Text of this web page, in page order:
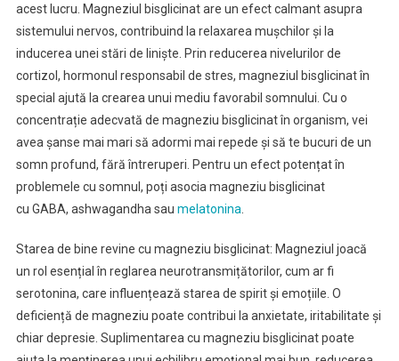
acest lucru. Magneziul bisglicinat are un efect calmant asupra
sistemului nervos, contribuind la relaxarea mușchilor și la
inducerea unei stări de liniște. Prin reducerea nivelurilor de
cortizol, hormonul responsabil de stres, magneziul bisglicinat în
special ajută la crearea unui mediu favorabil somnului. Cu o
concentrație adecvată de magneziu bisglicinat în organism, vei
avea șanse mai mari să adormi mai repede și să te bucuri de un
somn profund, fără întreruperi. Pentru un efect potențat în
problemele cu somnul, poți asocia magneziu bisglicinat
cu GABA, ashwagandha sau melatonina
Starea de bine revine cu magneziu bisglicinat: Magneziul joacă
un rol esențial în reglarea neurotransmițătorilor, cum ar fi
serotonina, care influențează starea de spirit și emoțiile. O
deficiență de magneziu poate contribui la anxietate, iritabilitate și
chiar depresie. Suplimentarea cu magneziu bisglicinat poate